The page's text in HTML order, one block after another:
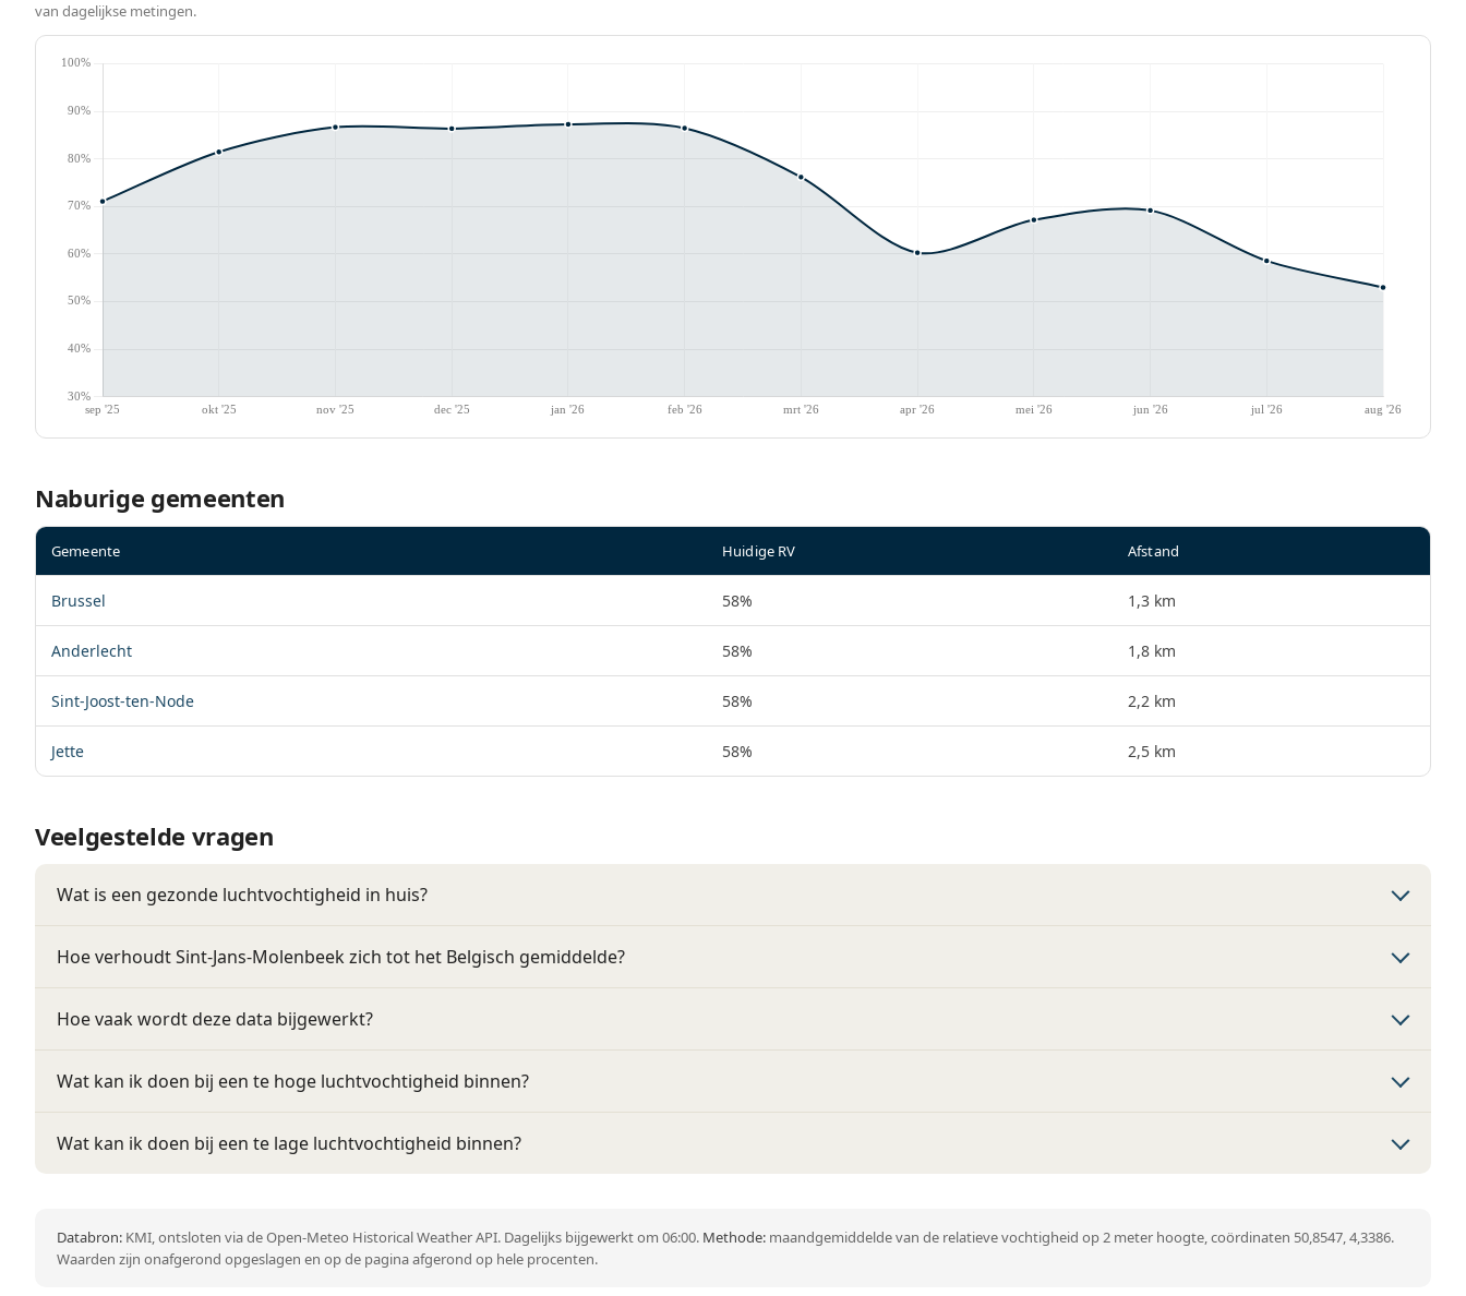
van dagelijkse metingen.
Naburige gemeenten
Gemeente Huidige RV Afstand
Brussel 58% 1,3 km
Anderlecht 58% 1,8 km
Sint-Joost-ten-Node 58% 2,2 km
Jette 58% 2,5 km
Veelgestelde vragen
Wat is een gezonde luchtvochtigheid in huis?
Hoe verhoudt Sint-Jans-Molenbeek zich tot het Belgisch gemiddelde?
Hoe vaak wordt deze data bijgewerkt?
Wat kan ik doen bij een te hoge luchtvochtigheid binnen?
Wat kan ik doen bij een te lage luchtvochtigheid binnen?
Databron: KMI, ontsloten via de Open-Meteo Historical Weather API. Dagelijks bijgewerkt om 06:00. Methode: maandgemiddelde van de relatieve vochtigheid op 2 meter hoogte, coördinaten 50,8547, 4,3386.
Waarden zijn onafgerond opgeslagen en op de pagina afgerond op hele procenten.